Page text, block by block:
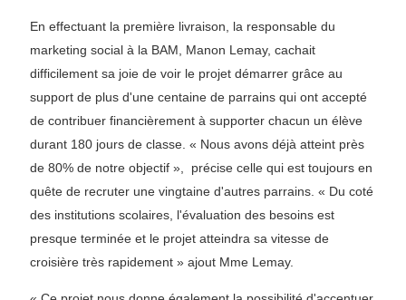
En effectuant la première livraison, la responsable du
marketing social à la BAM, Manon Lemay, cachait
difficilement sa joie de voir le projet démarrer grâce au
support de plus d'une centaine de parrains qui ont accepté
de contribuer financièrement à supporter chacun un élève
durant 180 jours de classe. « Nous avons déjà atteint près
de 80% de notre objectif », précise celle qui est toujours en
quête de recruter une vingtaine d'autres parrains. « Du coté
des institutions scolaires, l'évaluation des besoins est
presque terminée et le projet atteindra sa vitesse de
croisière très rapidement » ajout Mme Lemay.